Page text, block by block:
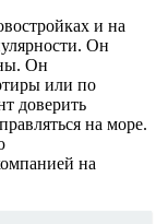
и на
Он
Он
или по
доверить
на море.
на